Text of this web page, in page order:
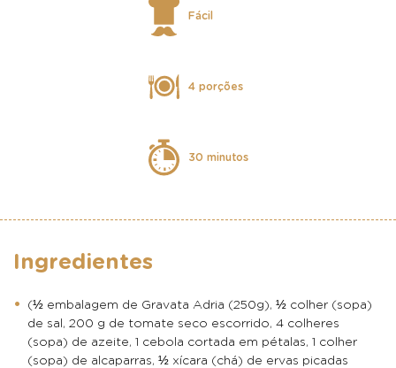
Fácil
4 porções
30 minutos
Ingredientes
(½ embalagem de Gravata Adria (250g), ½ colher (sopa)
de sal, 200 g de tomate seco escorrido, 4 colheres
(sopa) de azeite, 1 cebola cortada em pétalas, 1 colher
(sopa) de alcaparras, ½ xícara (chá) de ervas picadas